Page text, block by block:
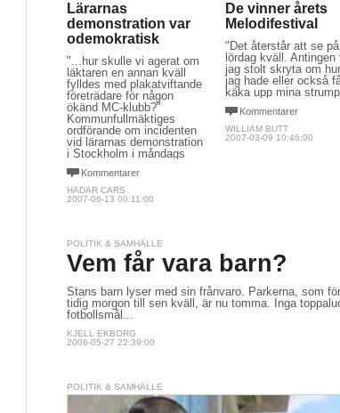
Lärarnas
demonstration var
odemokratisk
"...hur skulle vi agerat om
läktaren en annan kväll
fylldes med plakatviftande
företrädare för någon
ökänd MC-klubb?"
Kommunfullmäktiges
ordförande om incidenten
vid lärarnas demonstration
i Stockholm i måndags
Kommentarer
HADAR CARS
2007-06-13 00:11:00
De vinner årets
Melodifestival
"Det återstår att se på
lördag kväll. Antingen
jag stolt skryta om
jag hade eller också
käka upp mina
Kommentarer
WILLIAM BUTT
2007-03-09 10:46:00
POLITIK & SAMHÄLLE
Vem får vara barn?
Stans barn lyser med sin frånvaro. Parkerna, som
tidig morgon till sen kväll, är nu tomma. Inga
fotbollsmål...
KJELL EKBORG
2006-05-27 22:39:00
POLITIK & SAMHÄLLE